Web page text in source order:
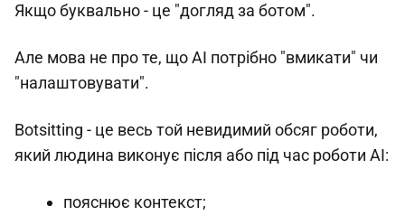
Якщо буквально - це "догляд за ботом".
Але мова не про те, що AI потрібно "вмикати" чи
"налаштовувати".
Botsitting - це весь той невидимий обсяг роботи,
який людина виконує після або під час роботи AI:
пояснює контекст;